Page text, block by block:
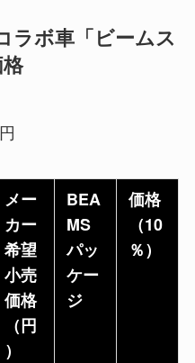
ラボ車「ビームス
メー
カー
希望
小売
価格
（円
）
BEA
MS
パッ
ケー
ジ
価格
（10
％）